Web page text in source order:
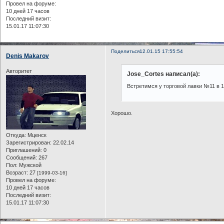
[b]5)[/b] Ваш любимый
[b]6)[/b] Умеете ли Вы
[b]7)[/b] Какими видами
[/spoiler]
Провел на форуме:
10 дней 17 часов
Последний визит:
15.01.17 11:07:30
Поделиться12.01.15 17:55:54
Denis Makarov
Авторитет
Откуда: Мценск
Зарегистрирован: 22.02.14
Приглашений: 0
Сообщений: 267
Пол: Мужской
Возраст: 27 [1999-03-16]
Провел на форуме:
10 дней 17 часов
Последний визит:
15.01.17 11:07:30
Jose_Cortes написал(а):
Встретимся у торговой лавки №11 в
Хорошо.